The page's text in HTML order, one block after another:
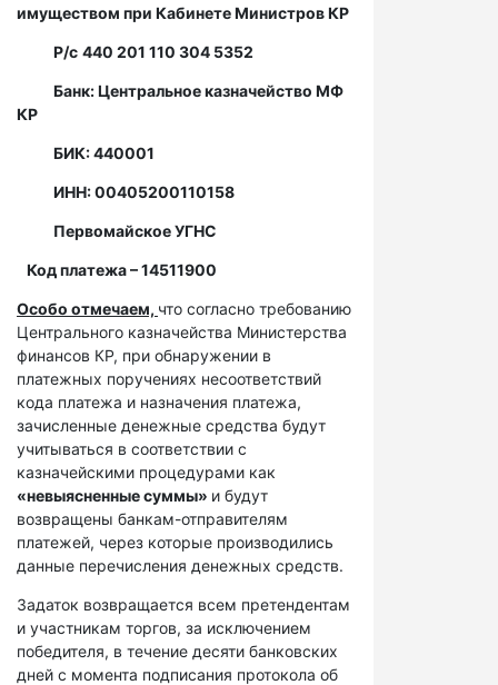
имуществом при Кабинете Министров КР
Р/с 440 201 110 304 5352
Банк: Центральное казначейство МФ
КР
БИК: 440001
ИНН: 00405200110158
Первомайское УГНС
Код платежа – 14511900
Особо отмечаем, что согласно требованию
Центрального казначейства Министерства
финансов КР, при обнаружении в
платежных поручениях несоответствий
кода платежа и назначения платежа,
зачисленные денежные средства будут
учитываться в соответствии с
казначейскими процедурами как
«невыясненные суммы» и будут
возвращены банкам-отправителям
платежей, через которые производились
данные перечисления денежных средств.
Задаток возвращается всем претендентам
и участникам торгов, за исключением
победителя, в течение десяти банковских
дней с момента подписания протокола об